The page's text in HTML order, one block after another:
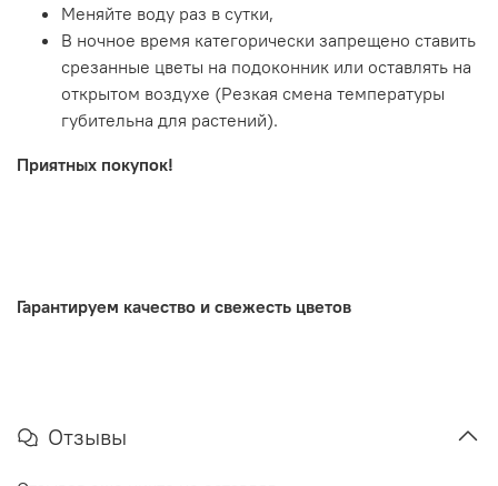
Меняйте воду раз в сутки,
В ночное время категорически запрещено ставить
срезанные цветы на подоконник или оставлять на
открытом воздухе (Резкая смена температуры
губительна для растений).
Приятных покупок!
Гарантируем качество и свежесть цветов
Отзывы